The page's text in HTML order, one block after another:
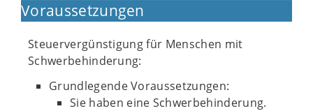
Voraussetzungen
Steuervergünstigung für Menschen mit
Schwerbehinderung:
Grundlegende Voraussetzungen:
Sie haben eine Schwerbehinderung.